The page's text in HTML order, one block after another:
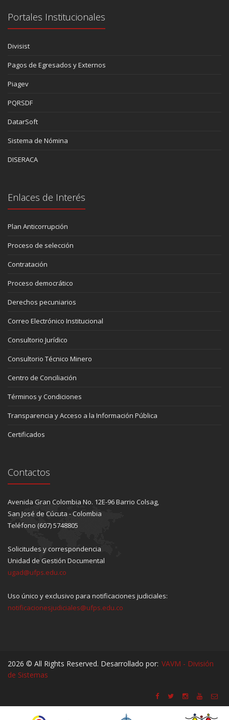
Portales Institucionales
Divisist
Pagos de Egresados y Externos
Piagev
PQRSDF
DatarSoft
Sistema de Nómina
DISERACA
Enlaces de Interés
Plan Anticorrupción
Proceso de selección
Contratación
Proceso democrático
Derechos pecuniarios
Correo Electrónico Institucional
Consultorio Jurídico
Consultorio Técnico Minero
Centro de Conciliación
Términos y Condiciones
Transparencia y Acceso a la Información Pública
Certificados
Contactos
Avenida Gran Colombia No. 12E-96 Barrio Colsag,
San José de Cúcuta - Colombia
Teléfono (607) 5748805
Solicitudes y correspondencia
Unidad de Gestión Documental
ugad@ufps.edu.co
Uso único y exclusivo para notificaciones judiciales:
notificacionesjudiciales@ufps.edu.co
2026 © All Rights Reserved. Desarrollado por: VAVM - División
de Sistemas